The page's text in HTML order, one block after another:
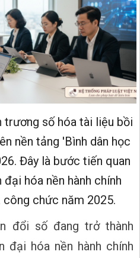
trương số hóa tài liệu bồi
nền tảng 'Bình dân học
Đây là bước tiến quan
hóa nền hành chính
chức năm 2025.
đổi số đang trở thành
đại hóa nền hành chính